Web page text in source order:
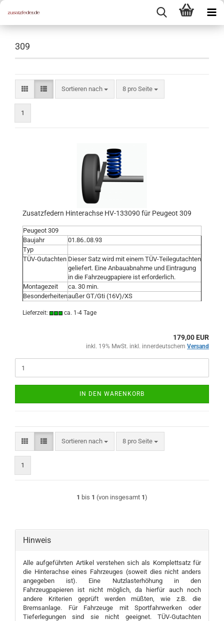
309
Sortieren nach
Sortieren nach 8 pro Seite
pro Seite
1
Zusatzfedern Hinterachse HV-133090 für Peugeot 309
Peugeot 309
Baujahr
01.86..08.93
Typ
TÜV-Gutachten Dieser Satz wird mit einem TÜV-Teilegutachten
geliefert. Eine Anbauabnahme und Eintragung
in die Fahrzeugpapiere ist erforderlich.
Montagezeit
ca. 30 min.
Besonderheitenaußer GT/Gti (16V)/XS
Lieferzeit: ca. 1-4 Tage
179,00 EUR
inkl. 19% MwSt. inkl. innerdeutschem Versand
IN DEN WARENKORB
Sortieren nach
Sortieren nach 8 pro Seite
pro Seite
1
1 bis 1 (von insgesamt 1)
Hinweis
Alle aufgeführten Artikel verstehen sich als Komplettsatz für
die Hinterachse eines Fahrzeuges (soweit dies nicht anders
angegeben ist). Eine Nutzlasterhöhung in den
Fahrzeugpapieren ist nicht möglich, da hierfür auch noch
andere Kriterien geprüft werden müßten, wie z.B. die
Bremsanlage. Für Fahrzeuge mit Sportfahrwerken oder
Tieferlegungen sind sie nicht geeignet. TÜV-Gutachten